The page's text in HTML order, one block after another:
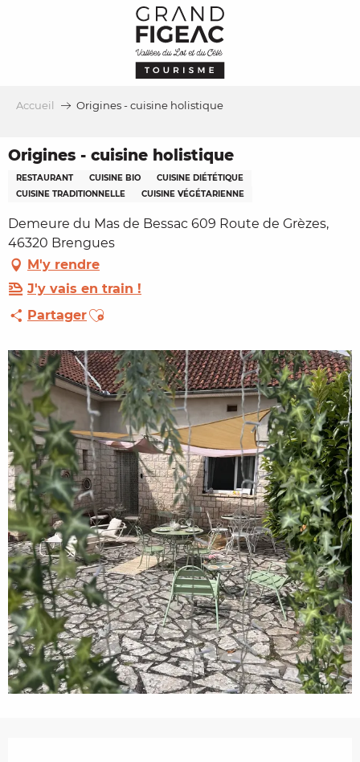
Accueil Origines - cuisine holistique
Origines - cuisine holistique
RESTAURANT CUISINE BIO
CUISINE DIÉTÉTIQUE
CUISINE TRADITIONNELLE
CUISINE VÉGÉTARIENNE
Demeure du Mas de Bessac 609 Route de Grèzes,
46320 Brengues
M'y rendre
J'y vais en train !
PartagerAjouter aux favoris